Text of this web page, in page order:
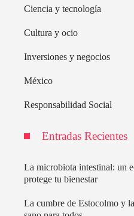
Ciencia y tecnología
Cultura y ocio
Inversiones y negocios
México
Responsabilidad Social
Entradas Recientes
La microbiota intestinal: un
protege tu bienestar
La cumbre de Estocolmo y